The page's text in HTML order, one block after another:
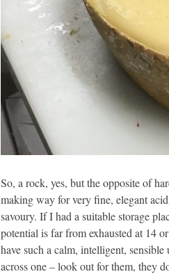
So, a rock, yes, but the opposite of
making way for very fine, elegant
savoury. If I had a suitable storage
potential is far from exhausted at 14
have such a calm, intelligent,
across one – look out for them, they